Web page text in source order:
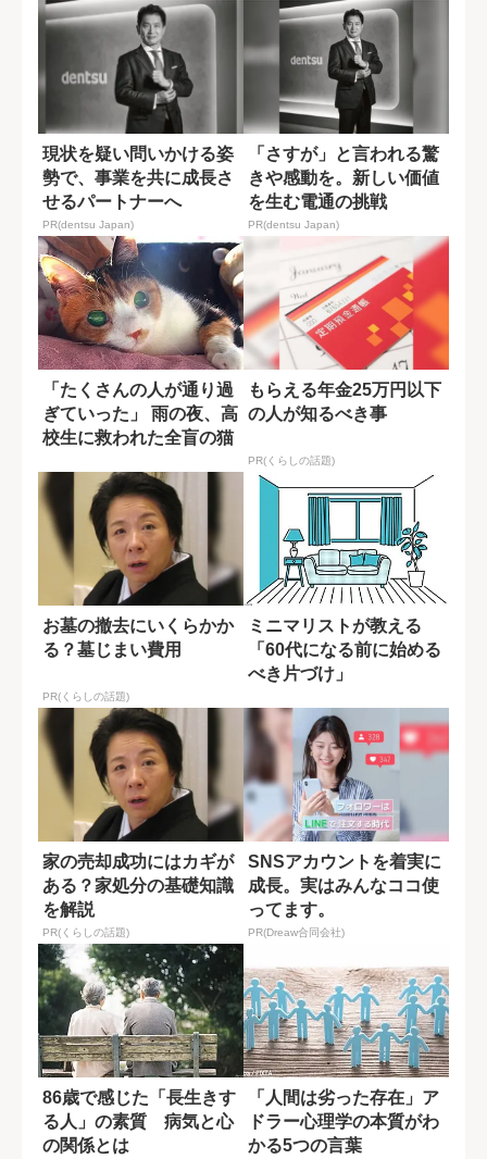
現状を疑い問いかける姿
勢で、事業を共に成長さ
せるパートナーへ
PR(dentsu Japan)
「さすが」と言われる驚
きや感動を。新しい価値
を生む電通の挑戦
PR(dentsu Japan)
「たくさんの人が通り過
ぎていった」 雨の夜、高
校生に救われた全盲の猫
もらえる年金25万円以下
の人が知るべき事
PR(くらしの話題)
お墓の撤去にいくらかか
る？墓じまい費用
PR(くらしの話題)
ミニマリストが教える
「60代になる前に始める
べき片づけ」
家の売却成功にはカギが
ある？家処分の基礎知識
を解説
PR(くらしの話題)
SNSアカウントを着実に
成長。実はみんなココ使
ってます。
PR(Dreaw合同会社)
86歳で感じた「長生きす
る人」の素質 病気と心
の関係とは
「人間は劣った存在」ア
ドラー心理学の本質がわ
かる5つの言葉